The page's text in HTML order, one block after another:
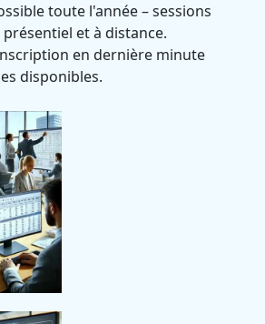
toute l'année – sessions
et à distance.
en dernière minute
disponibles.